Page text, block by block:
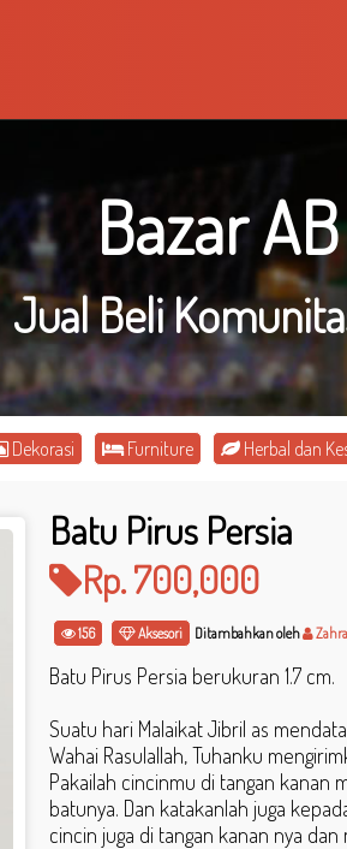
Bazar AB
Jual Beli
Dekorasi Furniture Herbal dan
Batu Pirus Persia
Rp. 700,000
156 Aksesori Ditambahkan oleh
Batu Pirus Persia berukuran 1.7 cm.
Suatu hari Malaikat Jibril as
Wahai Rasulallah, Tuhanku
Pakailah cincinmu di tangan kanan
batunya. Dan katakanlah juga
cincin juga di tangan kanan nya